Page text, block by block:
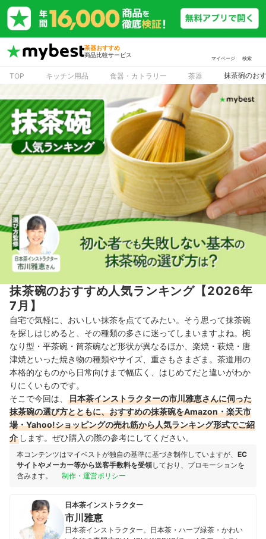
茶器おすすめ
商品比較サービス
マイページ 検索
TOP キッチン用品 食器・カトラリー 茶器 抹茶碗のお
抹茶碗のおすすめ人気ランキング【2026年
7月】
自宅で気軽に、おいしい抹茶を点ててみたい。そう思って抹茶碗
を探しはじめると、その種類の多さに迷ってしまいますよね。椀
なり型・平茶碗・筒茶碗など形状が異なるほか、楽焼・萩焼・唐
津焼といった焼き物の種類やサイズ、重さもさまざま。茶道用の
本格的なものから日常向けまで幅広く、はじめてだと違いがわか
りにくいものです。
そこで今回は、
日本茶インストラクターの市川雅恵さんに伺った
抹茶碗の選び方とともに、おすすめの抹茶碗をAmazon・楽天市
場・Yahoo!ショッピングの売れ筋から人気ランキング形式でご紹
介 します。ぜひ購入の際の参考にしてください。
本コンテンツはマイベストが独自の基準に基づき制作していますが、 EC
サイトやメーカー等から送客手数料を受領しており、プロモーションを
含みます。
制作・運営ポリシー
日本茶インストラクター
市川雅恵
日本茶インストラクター。日本茶・ハーブ緑茶・かわい